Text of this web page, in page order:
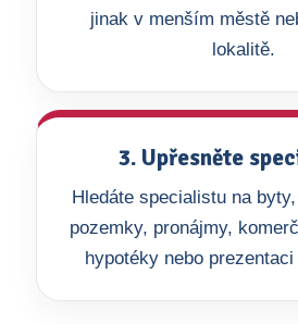
jinak v menším městě
lokalitě.
3. Upřesněte
Hledáte specialistu na
pozemky, pronájmy,
hypotéky nebo